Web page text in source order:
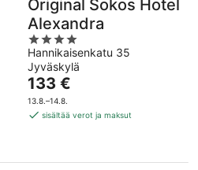
Original Sokos Hotel
Alexandra
4
out
of
5
Hannikaisenkatu 35
Jyväskylä
Hinta
on
133 €
133 €
13.8.–14.8.
sisältää verot ja maksut